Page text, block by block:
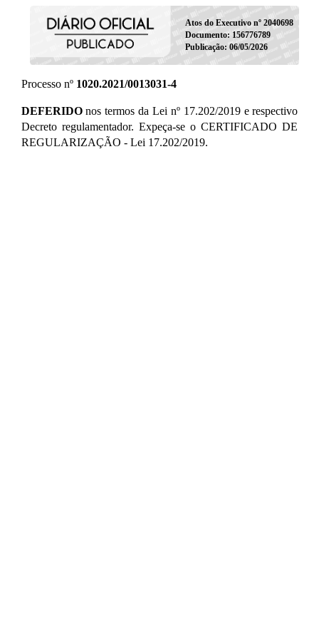
Atos do Executivo nº 2040698
Documento: 156776789
Publicação: 06/05/2026
Processo nº 1020.2021/0013031-4
DEFERIDOnos termos da Lei nº 17.202/2019 e respectivo
Decreto regulamentador. Expeça-se o CERTIFICADO DE
REGULARIZAÇÃO - Lei 17.202/2019.